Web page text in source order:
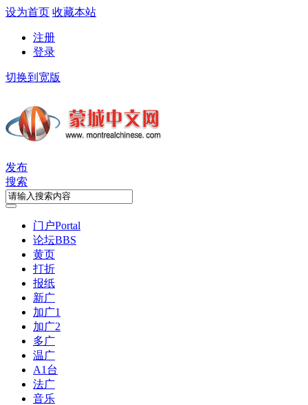
设为首页 收藏本站
注册
登录
切换到宽版
发布
搜索
门户Portal
论坛BBS
黄页
打折
报纸
新广
加广1
加广2
多广
温广
A1台
法广
音乐